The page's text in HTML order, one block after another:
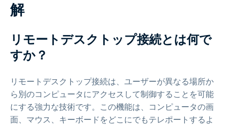
解
リモートデスクトップ接続とは何で
すか？
リモートデスクトップ接続は、ユーザーが異なる場所か
ら別のコンピュータにアクセスして制御することを可能
にする強力な技術です。この機能は、コンピュータの画
面、マウス、キーボードをどこにでもテレポートするよ